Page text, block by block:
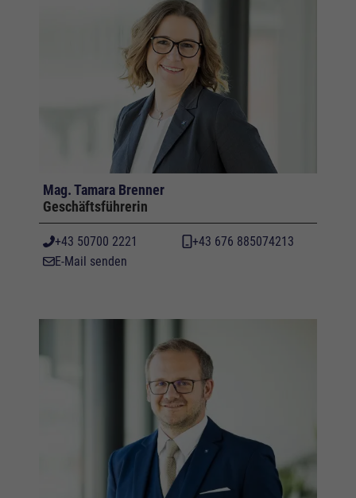
Mag. Tamara Brenner
Geschäftsführerin
+43 50700 2221
+43 676 885074213
E-Mail senden